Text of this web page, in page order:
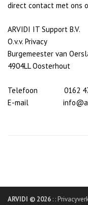
direct contact met ons
ARVIDI IT Support B.V.
O.v.v. Privacy
Burgemeester van
4904LL Oosterhout
Telefoon 0162
E-mail
ARVIDI © 2026 : :